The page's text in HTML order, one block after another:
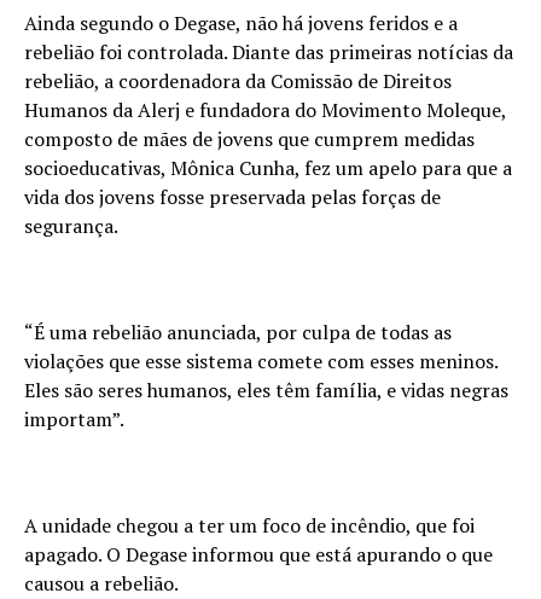
Ainda segundo o Degase, não há jovens feridos e a
rebelião foi controlada. Diante das primeiras notícias da
rebelião, a coordenadora da Comissão de Direitos
Humanos da Alerj e fundadora do Movimento Moleque,
composto de mães de jovens que cumprem medidas
socioeducativas, Mônica Cunha, fez um apelo para que a
vida dos jovens fosse preservada pelas forças de
segurança.
“É uma rebelião anunciada, por culpa de todas as
violações que esse sistema comete com esses meninos.
Eles são seres humanos, eles têm família, e vidas negras
importam”.
A unidade chegou a ter um foco de incêndio, que foi
apagado. O Degase informou que está apurando o que
causou a rebelião.